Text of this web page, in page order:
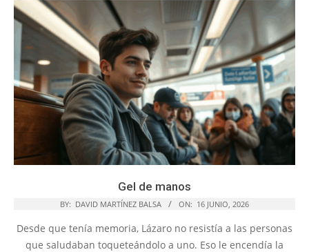
Gel de manos
BY: DAVID MARTÍNEZ BALSA ON: 16 JUNIO, 2026
Desde que tenía memoria, Lázaro no resistía a las personas
que saludaban toqueteándolo a uno. Eso le encendía la